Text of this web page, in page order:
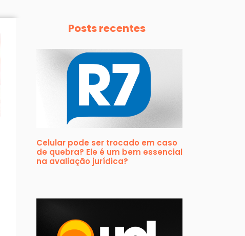
Posts recentes
Celular pode ser trocado em caso
de quebra? Ele é um bem essencial
na avaliação jurídica?